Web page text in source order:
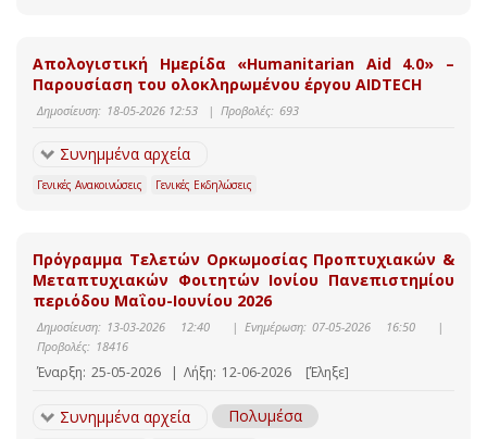
Απολογιστική Ημερίδα «Humanitarian Aid 4.0» –
Παρουσίαση του ολοκληρωμένου έργου AIDTECH
Δημοσίευση: 18-05-2026 12:53 | Προβολές: 693
Συνημμένα αρχεία
Γενικές Ανακοινώσεις Γενικές Εκδηλώσεις
Πρόγραμμα Τελετών Ορκωμοσίας Προπτυχιακών &
Μεταπτυχιακών Φοιτητών Ιονίου Πανεπιστημίου
περιόδου Μαΐου-Ιουνίου 2026
Δημοσίευση: 13-03-2026 12:40 | Ενημέρωση: 07-05-2026 16:50
|
Προβολές: 18416
Έναρξη: 25-05-2026 | Λήξη: 12-06-2026 [Έληξε]
Συνημμένα αρχεία Πολυμέσα